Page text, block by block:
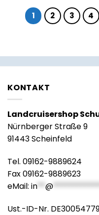
1 2 3 4
KONTAKT
Landcruisershop
Nürnberger Straße 9
91443 Scheinfeld
Tel. 09162-9889624
Fax 09162-9889623
eMail: in**@
Ust.-ID-Nr.